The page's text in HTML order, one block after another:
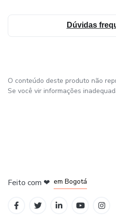
📸 Instagram:
Dúvidas
O conteúdo deste produto não
Se você vir informações
Feito com ❤ em Bogotá